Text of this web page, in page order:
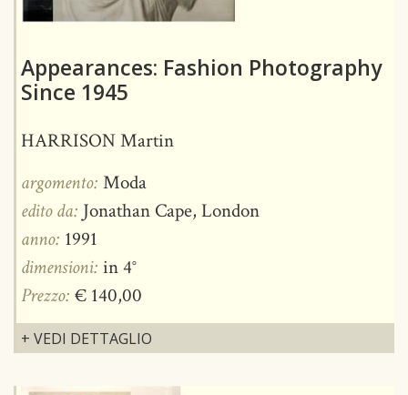
Appearances: Fashion Photography
Since 1945
HARRISON Martin
argomento: Moda
edito da: Jonathan Cape, London
anno: 1991
dimensioni: in 4°
Prezzo: € 140,00
+ VEDI DETTAGLIO